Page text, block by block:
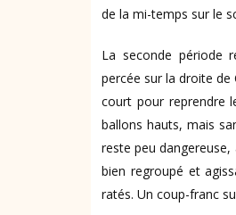
de la mi-temps sur le
La seconde période
percée sur la droite
court pour reprendre
ballons hauts, mais
reste peu
bien regroupé et
ratés. Un coup-franc